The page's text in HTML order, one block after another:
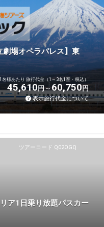
劇場オペラパレス】東
名様あたり 旅行代金（1～3名1室・税込）
45,610円 60,750円
表示旅行代金について
ツアーコード Q02OGQ
ア1日乗り放題パスカー